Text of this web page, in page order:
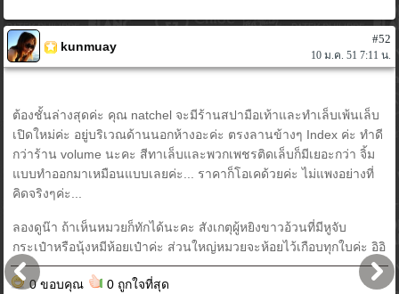
kunmuay
#52
10 ม.ค. 51 7:11 น.
ต้องชั้นล่างสุดค่ะ คุณ natchel จะมีร้านสปามือเท้าและทำเล็บเพ้นเล็บ
เปิดใหม่ค่ะ อยู่บริเวณด้านนอกห้างอะค่ะ ตรงลานข้างๆ Index ค่ะ ทำดี
กว่าร้าน volume นะคะ สีทาเล็บและพวกเพชรติดเล็บก็มีเยอะกว่า จิ้ม
แบบทำออกมาเหมือนแบบเลยค่ะ... ราคาก็โอเคด้วยค่ะ ไม่แพงอย่างที่
คิดจริงๆค่ะ...
ลองดูน๊า ถ้าเห็นหมวยก็ทักได้นะคะ สังเกตุผู้หยิงขาวอ้วนที่มีหูจับ
กระเป๋าหรือนุ้งหมีห้อยเป๋าค่ะ ส่วนใหญ่หมวยจะห้อยไว้เกือบทุกใบค่ะ อิอิ
0 ขอบคุณ 0 ถูกใจที่สุด